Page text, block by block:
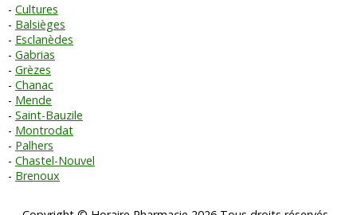
Cultures
Balsièges
Esclanèdes
Gabrias
Grèzes
Chanac
Mende
Saint-Bauzile
Montrodat
Palhers
Chastel-Nouvel
Brenoux